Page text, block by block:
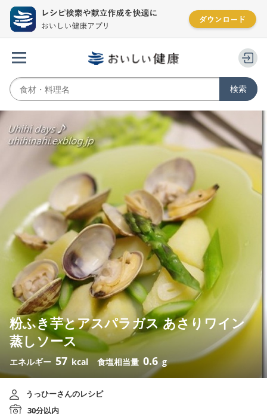
粉ふき芋とアスパラガス あさりワイン
蒸しソース
エネルギー 57 kcal 食塩相当量 0.6 g
うっひーさんのレシピ
30分以内